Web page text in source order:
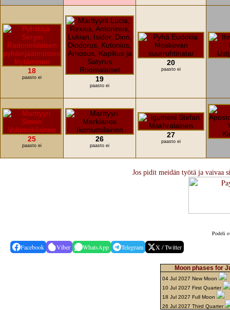
18
paasto ei 19
paasto ei
20
paasto ei
25
paasto ei
26
paasto ei
27
paasto ei
Jos pidit meidän työtä ja vaivaa
Podeli
Facebook Viber WhatsApp Telegram X / Twitter
Moon phases for
04 Jul 2027 New Moon
10 Jul 2027 First Quarter
18 Jul 2027 Full Moon
26 Jul 2027 Third Quarter